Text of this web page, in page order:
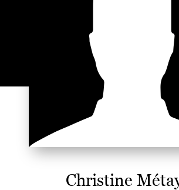
Christine